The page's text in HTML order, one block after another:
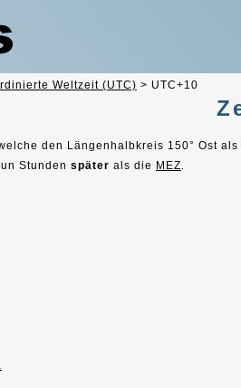
Weltzeit (UTC) > UTC+10
den Längenhalbkreis 150° Ost
Stunden später als die MEZ